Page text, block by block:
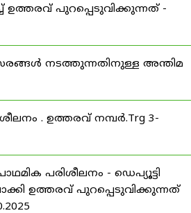
പുറപ്പെടുവിക്കുന്നത് -
നടത്തുന്നതിനുള്ള അന്തിമ
. ഉത്തരവ് നമ്പർ.Trg 3-
പരിശീലനം - ഡെപ്യൂട്ടി
ഉത്തരവ് പുറപ്പെടുവിക്കുന്നത്